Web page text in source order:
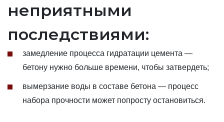
неприятными
последствиями:
замедление процесса гидратации цемента —
бетону нужно больше времени, чтобы затвердеть;
вымерзание воды в составе бетона — процесс
набора прочности может попросту остановиться.